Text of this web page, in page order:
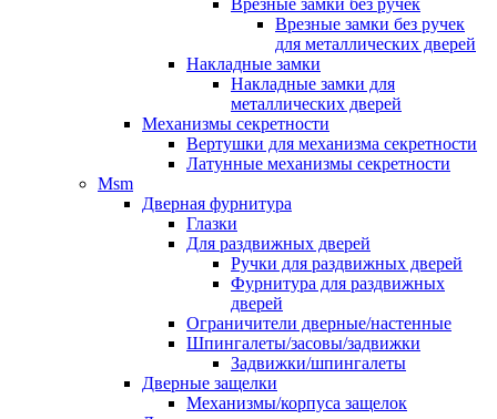
Врезные замки без ручек
Врезные замки без ручек
для металлических дверей
Накладные замки
Накладные замки для
металлических дверей
Механизмы секретности
Вертушки для механизма секретности
Латунные механизмы секретности
Msm
Дверная фурнитура
Глазки
Для раздвижных дверей
Ручки для раздвижных дверей
Фурнитура для раздвижных
дверей
Ограничители дверные/настенные
Шпингалеты/засовы/задвижки
Задвижки/шпингалеты
Дверные защелки
Механизмы/корпуса защелок